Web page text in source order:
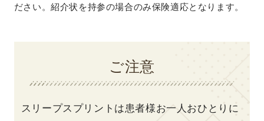
ださい。紹介状を持参の場合のみ保険適応となります。
ご注意
スリープスプリントは患者様お一人おひとりに